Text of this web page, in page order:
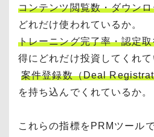
コンテンツ閲覧数・ダウン
どれだけ使われているか。
トレーニング完了率・認定
得にどれだけ投資してくれて
案件登録数（Deal
を持ち込んでくれているか。
これらの指標をPRMツール